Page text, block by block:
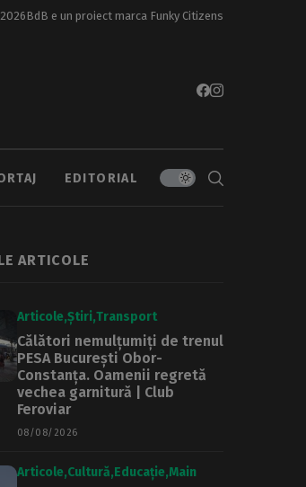
BdB e un proiect marca Funky Citizens
EDITORIAL
ARTICOLE
Articole Știri Transport
Călători nemulțumiți de trenul
PESA București Obor-
Constanța. Oamenii regretă
vechea garnitură | Club
Feroviar
08/08/2026
Articole Cultură Educație Main